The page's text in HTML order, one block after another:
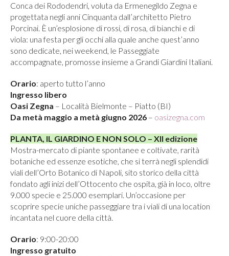
Conca dei Rododendri, voluta da Ermenegildo Zegna e
progettata negli anni Cinquanta dall’architetto Pietro
Porcinai. È un’esplosione di rossi, di rosa, di bianchi e di
viola: una festa per gli occhi alla quale anche quest’anno
sono dedicate, nei weekend, le Passeggiate
accompagnate, promosse insieme a Grandi Giardini Italiani.
Orario: aperto tutto l’anno
Ingresso libero
Oasi Zegna – Località Bielmonte – Piatto (BI)
Da metà maggio a metà giugno 2026 – oasizegna.com
PLANTA, IL GIARDINO E NON SOLO – XII edizione
Mostra-mercato di piante spontanee e coltivate, rarità
botaniche ed essenze esotiche, che si terrà negli splendidi
viali dell’Orto Botanico di Napoli, sito storico della città
fondato agli inizi dell’Ottocento che ospita, già in loco, oltre
9.000 specie e 25.000 esemplari. Un’occasione per
scoprire specie uniche passeggiare tra i viali di una location
incantata nel cuore della città.
Orario: 9:00-20:00
Ingresso gratuito